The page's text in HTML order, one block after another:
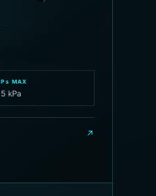
Ps MAX
5 kPa
↗